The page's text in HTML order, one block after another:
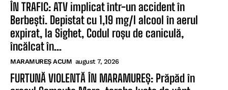
ÎN TRAFIC: ATV implicat într-un accident în
Berbești. Depistat cu 1,19 mg/l alcool în aerul
expirat, la Sighet, Codul roșu de caniculă,
încălcat în...
MARAMUREȘ ACUM august 7, 2026
FURTUNĂ VIOLENTĂ ÎN MARAMUREȘ: Prăpăd în